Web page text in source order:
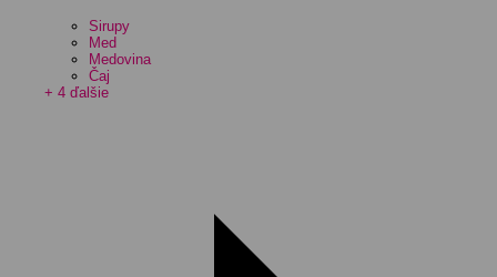
Sirupy
Med
Medovina
Čaj
+ 4 ďalšie